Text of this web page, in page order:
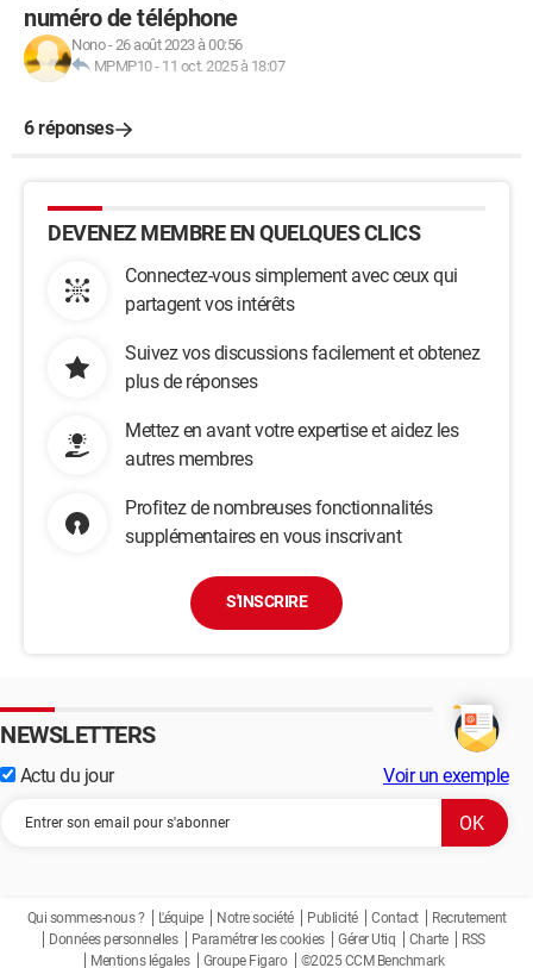
numéro de téléphone
Nono-26 août 2023 à 00:56
MPMP10- 11 oct. 2025 à 18:07
6 réponses
DEVENEZ MEMBRE EN QUELQUES CLICS
Connectez-vous simplement avec ceux qui
partagent vos intérêts
Suivez vos discussions facilement et obtenez
plus de réponses
Mettez en avant votre expertise et aidez les
autres membres
Profitez de nombreuses fonctionnalités
supplémentaires en vous inscrivant
S'INSCRIRE
NEWSLETTERS
Actu du jour Voir un exemple
Qui sommes-nous ? L'équipe Notre société Publicité Contact
Recrutement
Données personnelles
Paramétrer les cookies Gérer Utiq Charte
RSS
Mentions légales
Groupe Figaro ©2025 CCM Benchmark